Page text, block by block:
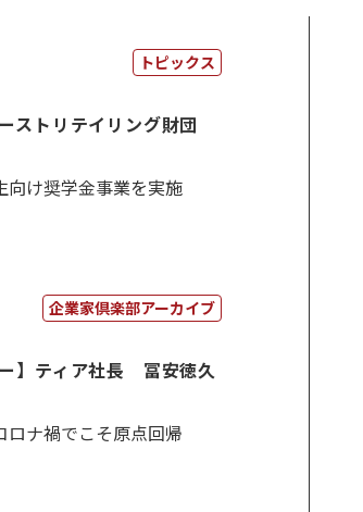
トピックス
ストリテイリング財団
向け奨学金事業を実施
企業家倶楽部アーカイブ
ー】ティア社長 冨安徳久
ロナ禍でこそ原点回帰